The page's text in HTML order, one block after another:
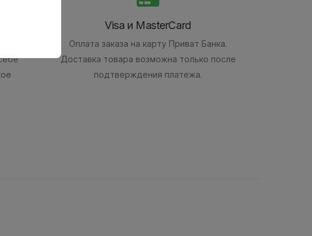
Visa и MasterCard
Оплата заказа на карту Приват Банка.
Доставка товара возможна только после
подтверждения платежа.